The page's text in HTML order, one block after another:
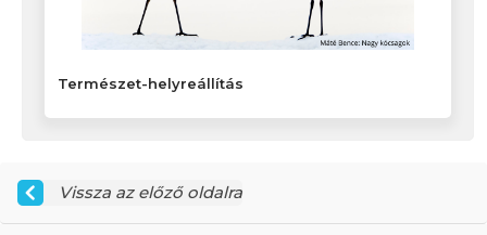
Természet-helyreállítás
Vissza az előző oldalra